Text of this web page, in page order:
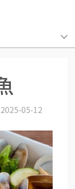
2025-05-12